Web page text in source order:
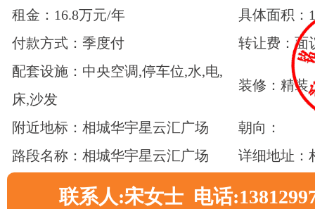
租金：16.8万元/年
具体面积：
付款方式：季度付
转让费：面
配套设施：中央空调,停车位,水,电,
床,沙发
装修：精装
附近地标：相城华宇星云汇广场
朝向：
路段名称：相城华宇星云汇广场
详细地址：
联系人:宋女士 电话